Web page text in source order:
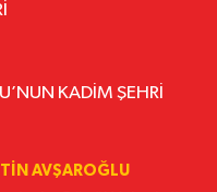
KADİM ŞEHRİ
AVŞAROĞLU